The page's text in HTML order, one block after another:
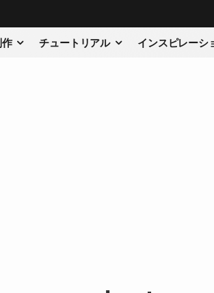
チュートリアル インスピレーシ